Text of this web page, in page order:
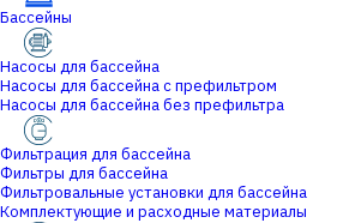
Бассейны
Насосы для бассейна
Насосы для бассейна с префильтром
Насосы для бассейна без префильтра
Фильтрация для бассейна
Фильтры для бассейна
Фильтровальные установки для бассейна
Комплектующие и расходные материалы